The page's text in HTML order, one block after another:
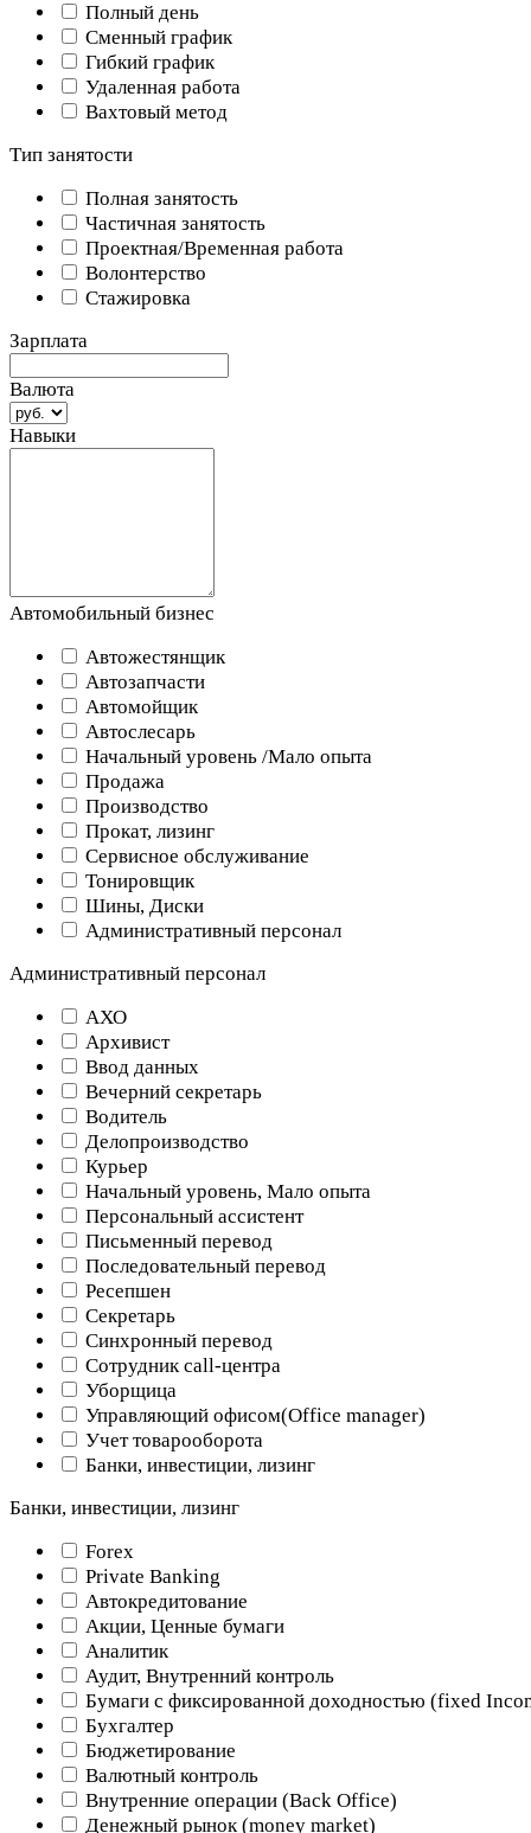
Полный день
Сменный график
Гибкий график
Удаленная работа
Вахтовый метод
Тип занятости
Полная занятость
Частичная занятость
Проектная/Временная работа
Волонтерство
Стажировка
Зарплата
Валюта
Навыки
Автомобильный бизнес
Автожестянщик
Автозапчасти
Автомойщик
Автослесарь
Начальный уровень /Мало опыта
Продажа
Производство
Прокат, лизинг
Сервисное обслуживание
Тонировщик
Шины, Диски
Административный персонал
Административный персонал
АХО
Архивист
Ввод данных
Вечерний секретарь
Водитель
Делопроизводство
Курьер
Начальный уровень, Мало опыта
Персональный ассистент
Письменный перевод
Последовательный перевод
Ресепшен
Секретарь
Синхронный перевод
Сотрудник call-центра
Уборщица
Управляющий офисом(Оffice manager)
Учет товарооборота
Банки, инвестиции, лизинг
Банки, инвестиции, лизинг
Forex
Private Banking
Автокредитование
Акции, Ценные бумаги
Аналитик
Аудит, Внутренний контроль
Бумаги с фиксированной доходностью (fixed
Бухгалтер
Бюджетирование
Валютный контроль
Внутренние операции (Back Office)
Денежный рынок (money market)